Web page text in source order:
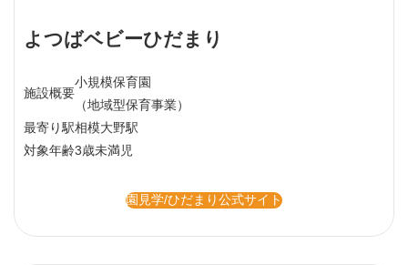
よつばベビーひだまり
施設概要
小規模保育園
（地域型保育事業）
最寄り駅相模大野駅
対象年齢3歳未満児
園見学/ひだまり公式サイト